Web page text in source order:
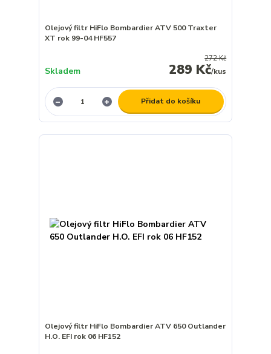
Olejový filtr HiFlo Bombardier ATV 500 Traxter
XT rok 99-04 HF557
272 Kč
289 Kč/kus
Skladem
Přidat do košíku
Olejový filtr HiFlo Bombardier ATV 650 Outlander
H.O. EFI rok 06 HF152